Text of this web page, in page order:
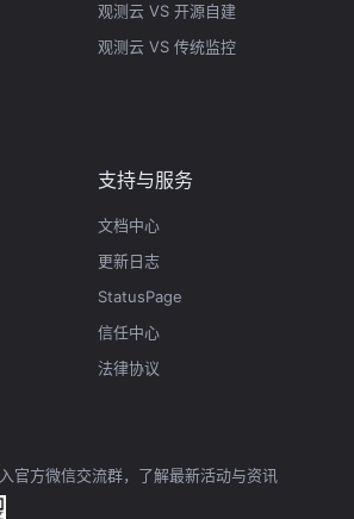
观测云 VS 开源自建
观测云 VS 传统监控
支持与服务
文档中心
更新日志
StatusPage
信任中心
法律协议
官方微信交流群，了解最新活动与资讯